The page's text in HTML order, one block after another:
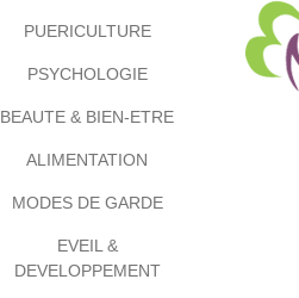
PUERICULTURE
PSYCHOLOGIE
BEAUTE & BIEN-ETRE
ALIMENTATION
MODES DE GARDE
EVEIL &
DEVELOPPEMENT